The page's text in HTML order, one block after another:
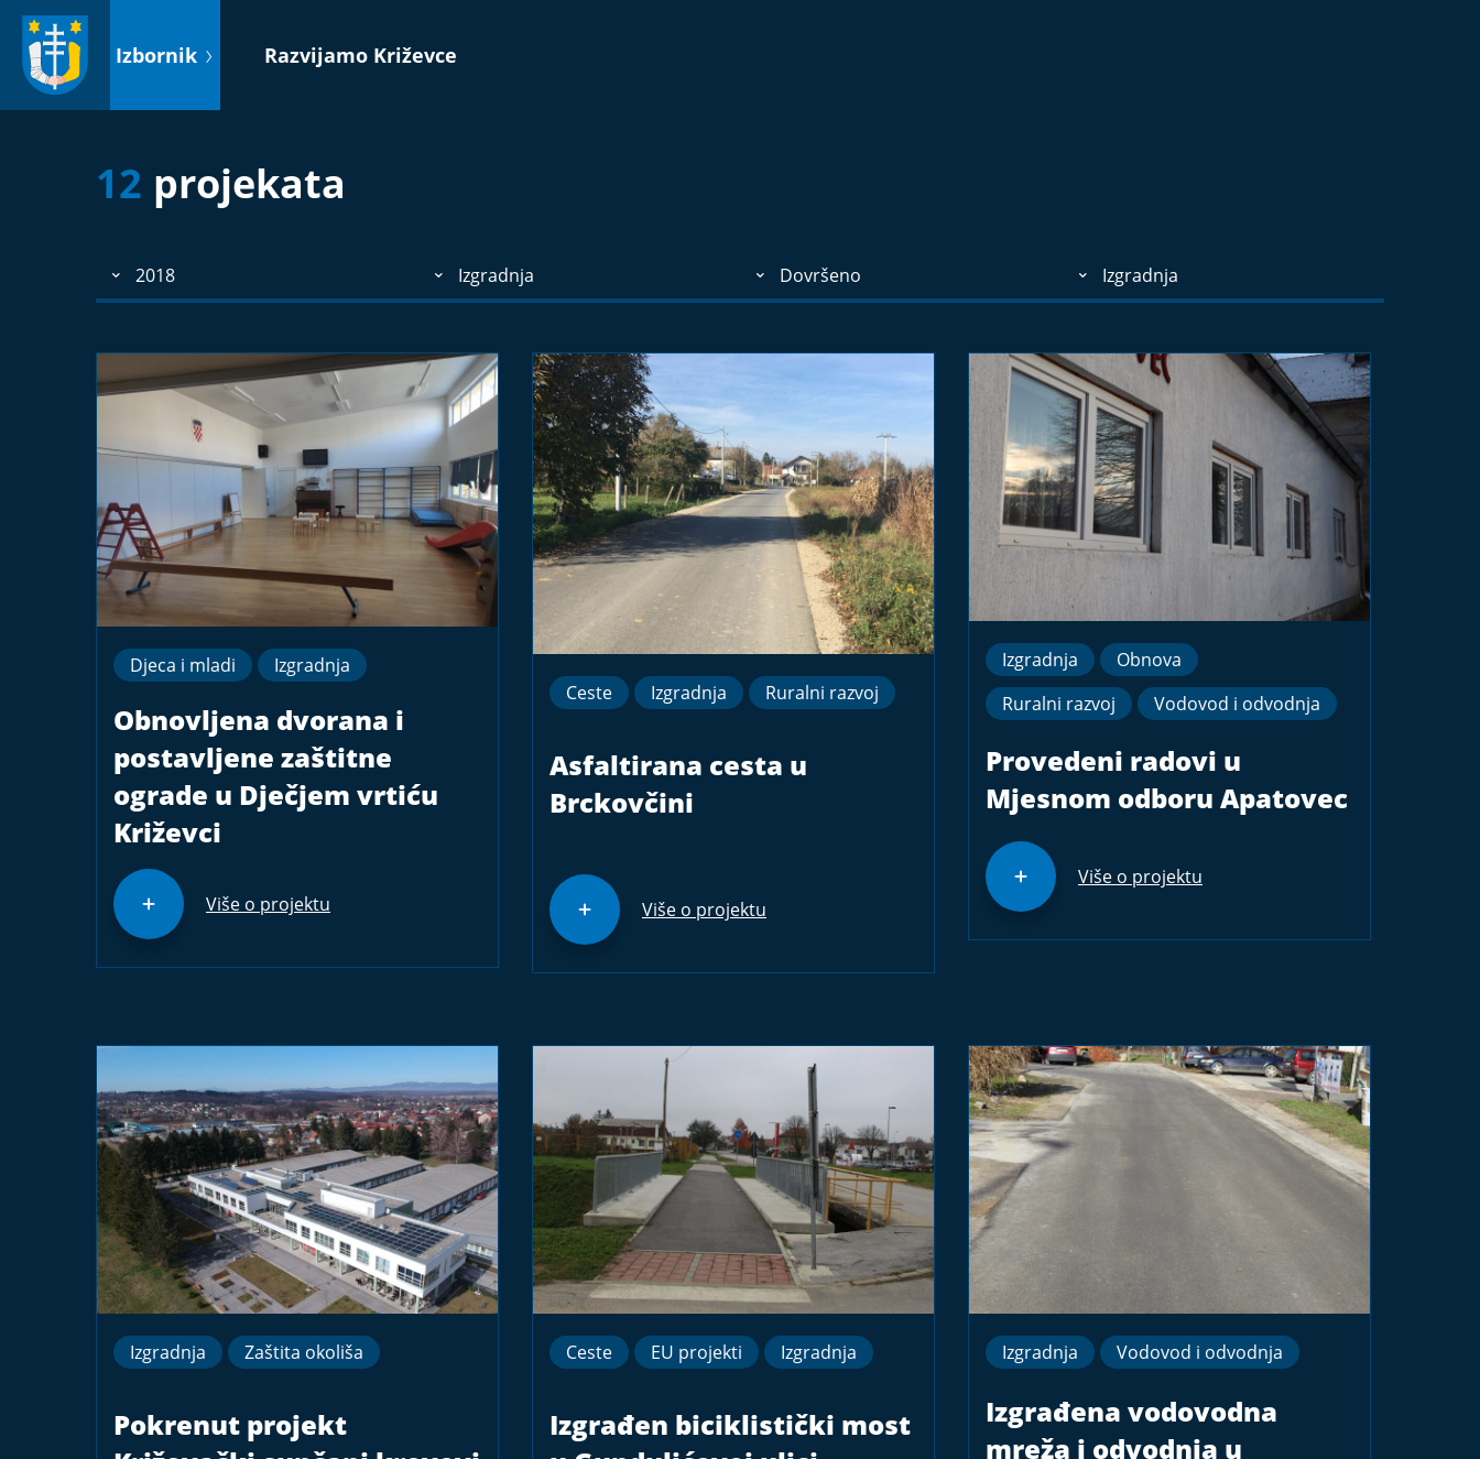
sadržaj
Izbornik Razvijamo Križevce
12 projekata
2018 Izgradnja Dovršeno Izgradnja
Djeca i mladi Izgradnja
Obnovljena dvorana i
postavljene zaštitne
ograde u Dječjem vrtiću
Križevci
Više o projektu
Ceste Izgradnja Ruralni razvoj
Asfaltirana cesta u
Brckovčini
Više o projektu
Izgradnja
Obnova
Ruralni razvoj
Vodovod i odvodnja
Provedeni radovi u
Mjesnom odboru Apatovec
Više o projektu
Izgradnja Zaštita okoliša
Pokrenut projekt
Ceste EU projekti Izgradnja
Izgrađen biciklistički most
Izgradnja Vodovod i odvodnja
Izgrađena vodovodna
mreža i odvodnja u